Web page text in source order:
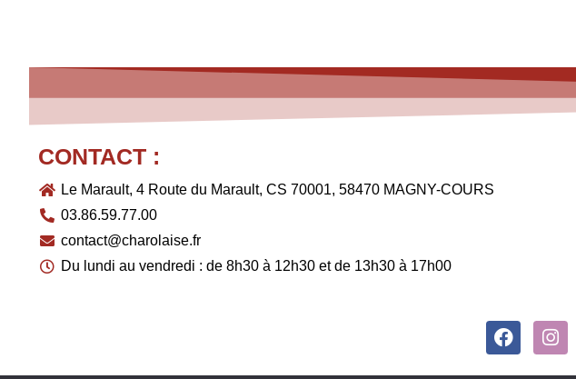
CONTACT :
Le Marault, 4 Route du Marault, CS 70001, 58470 MAGNY-COURS
03.86.59.77.00
contact@charolaise.fr
Du lundi au vendredi : de 8h30 à 12h30 et de 13h30 à 17h00